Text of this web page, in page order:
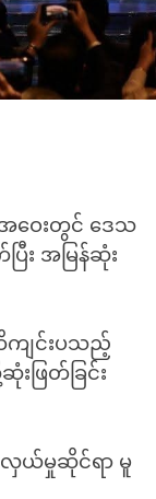
ဝေးတွင် ဒေသ
း အမြန်ဆုံး
ကျင်းပသည့်
ြတ်ခြင်း
လှယ်မှုဆိုင်ရာ မူ